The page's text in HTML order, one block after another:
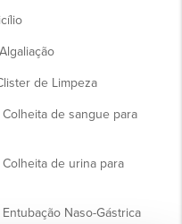
de Limpeza
Colheita de sangue para
Colheita de urina para
Entubação Naso-Gástrica